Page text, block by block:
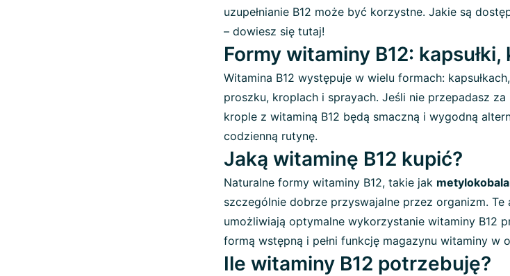
uzupełnianie B12 może być korzystne. Jakie są
– dowiesz się tutaj!
Formy witaminy B12:
Witamina B12 występuje w wielu formach:
proszku, kroplach i sprayach. Jeśli nie przepadasz za
krople z witaminą B12 będą smaczną i wygodną
codzienną rutynę.
Jaką witaminę B12 kupić?
Naturalne formy witaminy B12, takie jak
szczególnie dobrze przyswajalne przez organizm.
umożliwiają optymalne wykorzystanie witaminy B12
formą wstępną i pełni funkcję magazynu witaminy w
Ile witaminy B12 potrzebuję?